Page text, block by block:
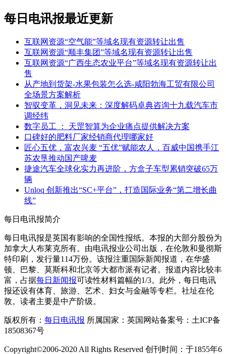
每日电讯报最近更新
互联网资源“空气能”等域名现有资源转让出售
互联网资源“顺丰集团”等域名现有资源转让出售
互联网资源“广西生态农业平台”等域名现有资源转让出
售
从产地到货架-水果包装怎么选-咸阳勃海工贸有限公司
全场景方案解析
智驭变革，洞见未来：深度解码卓典咨询十九载汽车市
调经纬
数字员工 ： 天罡智算为企业痛点提供解决方案
口碑好的肥料厂家经销商代理哪家好
匠心五优，富农兴麦 “五优”赋能农人，百威中国携手江
苏农垦推动国产啤麦
捷途汽车全球化实力再进阶，方盒子车型累销突破65万
辆
Unloq 创新推出“SC+平台”，打造国际业务“第二增长曲
线”
每日电讯报简介
每日电讯报是英国有影响的全国性报纸。本报的大部分股份为
加拿大人布莱克所有。由电讯报业公司出版，在伦敦和曼彻斯
特印刷，发行量114万份。该报注重国际新闻报道，在华盛
顿、巴黎、莫斯科和北京等大都市派有记者。报道内容比较丰
富，占据每日新闻报可读性材料篇幅的1/3。此外，每日电讯
报还设有体育、旅游、艺术、妇女与金融等专栏。社址在伦
敦。读者主要是中产阶级。
版权所有： 每日电讯报 所属国家：英国网站备案号：土ICP备
18508367号
Copyright©2006-2020 All Rights Reserved 创刊时间：于1855年6